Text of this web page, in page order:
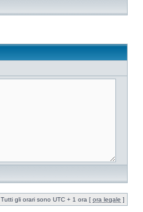
Tutti gli orari sono UTC + 1 ora [ ora legale ]